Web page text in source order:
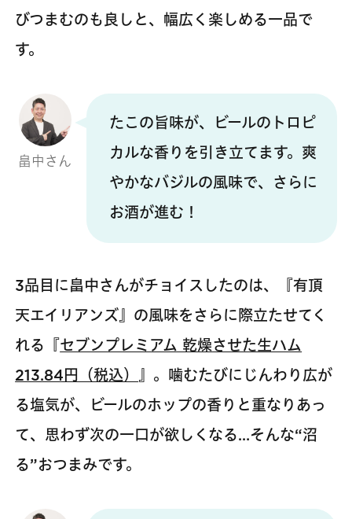
びつまむのも良しと、幅広く楽しめる一品で
す。
畠中さん
たこの旨味が、ビールのトロピ
カルな香りを引き立てます。爽
やかなバジルの風味で、さらに
お酒が進む！
3品目に畠中さんがチョイスしたのは、『有頂
天エイリアンズ』の風味をさらに際立たせてく
れる『セブンプレミアム 乾燥させた生ハム
213.84円（税込） 』。噛むたびにじんわり広が
る塩気が、ビールのホップの香りと重なりあっ
て、思わず次の一口が欲しくなる…そんな“沼
る”おつまみです。